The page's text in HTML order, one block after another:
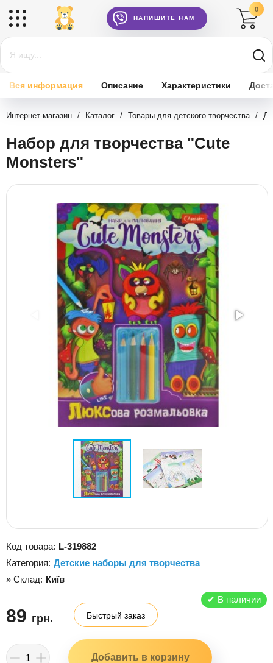
НАПИШИТЕ НАМ
0
Вся информация Описание Характеристики
Интернет-магазин / Каталог / Товары для детского творчества /
Набор для творчества "Cute
Monsters"
Код товара: L-319882
Категория: Детские наборы для творчества
» Склад: Київ
✔ В наличии
89 грн. Быстрый заказ